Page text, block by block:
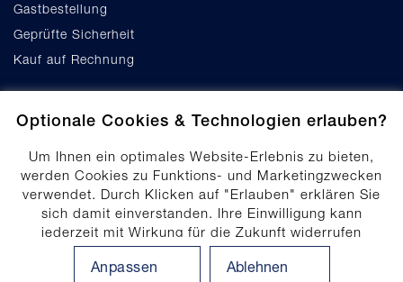
Optionale Cookies & Technologien erlauben?
Um Ihnen ein optimales Website-Erlebnis zu bieten,
werden Cookies zu Funktions- und Marketingzwecken
verwendet. Durch Klicken auf "Erlauben" erklären Sie
sich damit einverstanden. Ihre Einwilligung kann
jederzeit mit Wirkung für die Zukunft widerrufen
werden. Ihre Einwilligungs-Einstellungen können durch
Klicken auf "Anpassen" angepasst werden. Weitere
Anpassen Ablehnen
Gastbestellung
Geprüfte Sicherheit
Kauf auf Rechnung
Cookie-Einstellungen
Datenschutz
Produktsicherheit
Erklärung zur Barrierefreiheit